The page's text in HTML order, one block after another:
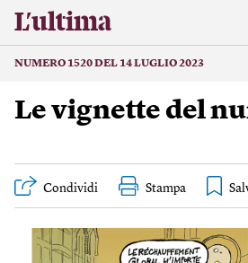
L’ultima
NUMERO 1520 DEL 14 LUGLIO 2023
Le vignette del
Condividi Stampa